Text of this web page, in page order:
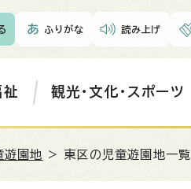
ふりがな 読み上げ
祉 観光・文化・スポーツ
遊園地 > 東区の児童遊園地一覧